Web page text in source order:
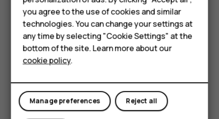
Accessories
HMD Terra M
For business
Tablets
функциональных возможностей может меняться в
зависимости от региона. Дополнительные сведения, в
том числе о доступности отдельных языков, можно
получить у местного дилера.
Определенные функции, возможности и
подпадать под действие дополнительных правил,
условий и тарифов.
Все перечисленное выше может быть изменено без
you agree to the use of cookies and similar
technologies. You can change your settings at
any time by selecting "Cookie Settings" at the
bottom of the site. Learn more about our
cookie policy.
Reject all
Manage preferences